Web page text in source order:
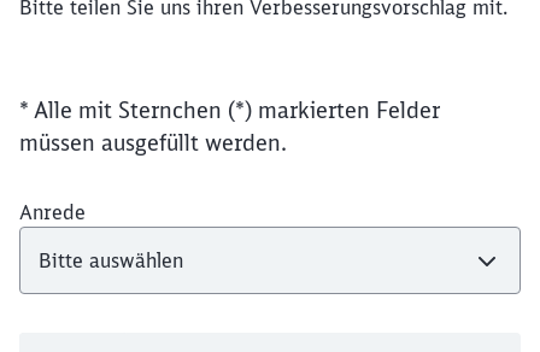
Bitte teilen Sie uns ihren Verbesserungsvorschlag mit.
* Alle mit Sternchen (*) markierten Felder
müssen ausgefüllt werden.
Anrede